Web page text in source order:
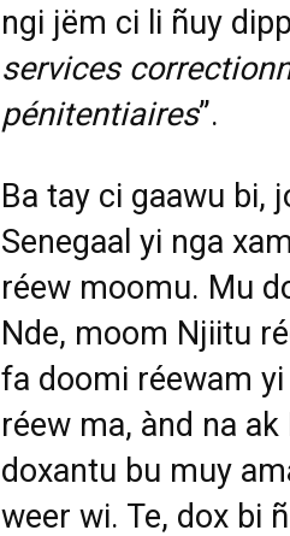
ngi jëm ci li ñuy
services
pénitentiaires”.
Ba tay ci gaawu bi,
Senegaal yi nga
réew moomu. Mu
Nde, moom Njiitu
fa doomi réewam
réew ma, ànd na
doxantu bu muy
weer wi. Te, dox bi